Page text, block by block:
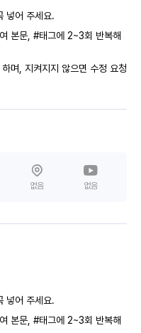
넣어 주세요.
본문, #태그에 2~3회 반복해
며, 지켜지지 않으면 수정 요청
없음 없음
넣어 주세요.
본문, #태그에 2~3회 반복해